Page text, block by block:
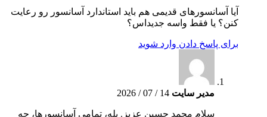
آیا آسانسورهای قدیمی هم باید استاندارد آسانسور رو رعایت
کنن؟ یا فقط واسه جدیداس؟
برای پاسخ دادن وارد شوید
مدیر سایت 14 / 07 / 2026
سلام محمد حسین عزیز. بله، تمامی آسانسورها، چه